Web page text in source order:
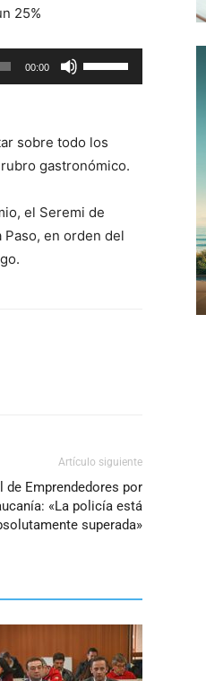
25%
00:00
las
flecha
arriba/abajo
aumentar
o
sobre todo los
gastronómico.
el Seremi de
en orden del
Artículo siguiente
de Emprendedores por
«La policía está
superada»